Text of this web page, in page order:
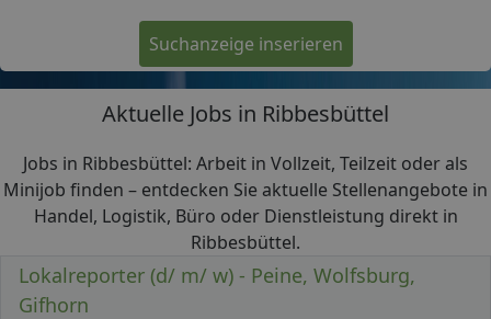
Suchanzeige inserieren
Aktuelle Jobs in Ribbesbüttel
Jobs in Ribbesbüttel: Arbeit in Vollzeit, Teilzeit oder als
Minijob finden – entdecken Sie aktuelle Stellenangebote in
Handel, Logistik, Büro oder Dienstleistung direkt in
Ribbesbüttel.
Lokalreporter (d/ m/ w) - Peine, Wolfsburg,
Gifhorn